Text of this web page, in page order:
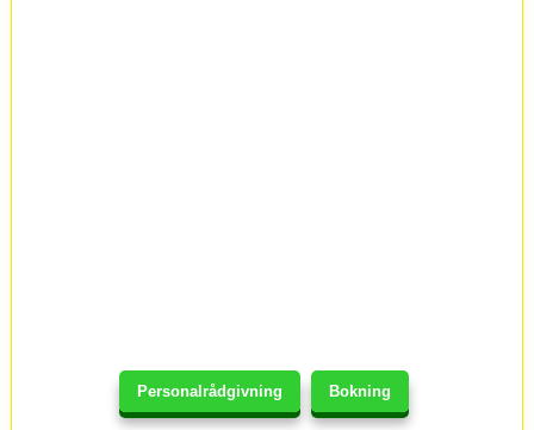
Personalrådgivning Bokning